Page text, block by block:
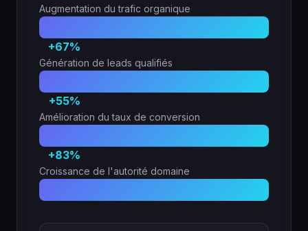
Augmentation du trafic organique
Génération de leads qualifiés
+67%
Amélioration du taux de conversion
+55%
Croissance de l'autorité domaine
+83%